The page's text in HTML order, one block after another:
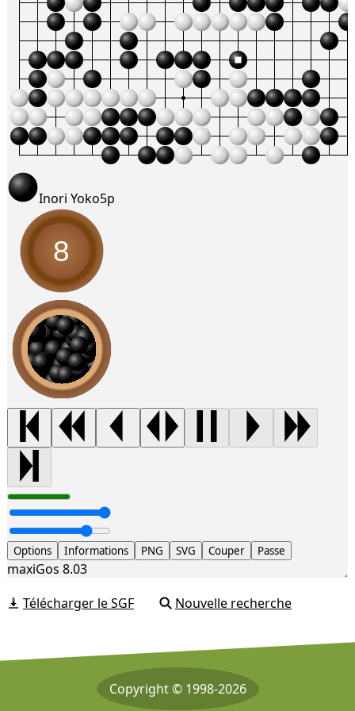
Inori Yoko5p
8
Options Informations PNG SVG Couper Passe
maxiGos 8.03
Télécharger le SGF
Nouvelle recherche
Copyright © 1998-2026